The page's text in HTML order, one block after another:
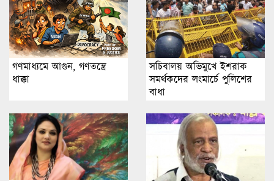
গণমাধ্যমে আগুন, গণতন্ত্রে
ধাক্কা
সচিবালয় অভিমুখে ইশরাক
সমর্থকদের লংমার্চে পুলিশের
বাধা